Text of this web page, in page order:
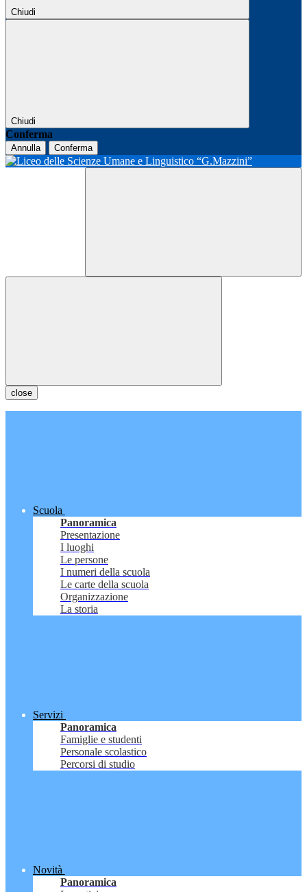
Chiudi
Chiudi
Conferma
Annulla Conferma
close
Scuola
Panoramica
Presentazione
I luoghi
Le persone
I numeri della scuola
Le carte della scuola
Organizzazione
La storia
Servizi
Panoramica
Famiglie e studenti
Personale scolastico
Percorsi di studio
Novità
Panoramica